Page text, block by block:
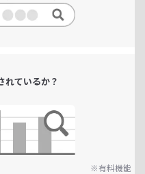
れているか？
※有料機能